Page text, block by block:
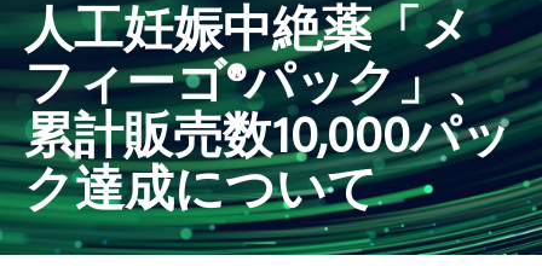
人工妊娠中絶薬「メ
フィーゴ®パック」、
累計販売数10,000パッ
ク達成について